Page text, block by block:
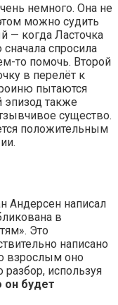
немного. Она не
можно судить
— когда Ласточка
сначала спросила
то помочь. Второй
в перелёт к
пытаются
также
существо.
положительным
Андерсен написал
в
Это
написано
взрослым оно
разбор, используя
он будет